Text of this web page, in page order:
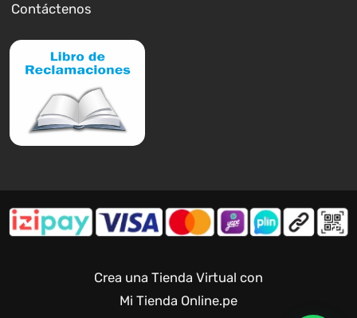
Contáctenos
Crea una Tienda Virtual con
Mi Tienda Online.pe